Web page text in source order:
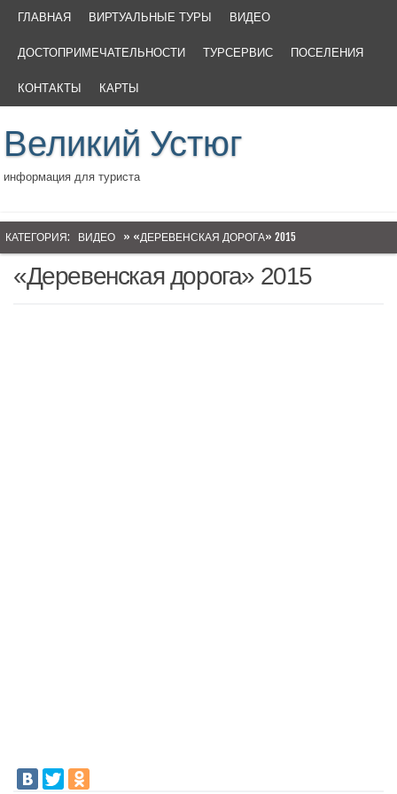
ГЛАВНАЯ ВИРТУАЛЬНЫЕ ТУРЫ ВИДЕО
ДОСТОПРИМЕЧАТЕЛЬНОСТИ ТУРСЕРВИС ПОСЕЛЕНИЯ
КОНТАКТЫ КАРТЫ
Великий Устюг
информация для туриста
КАТЕГОРИЯ: ВИДЕО » «ДЕРЕВЕНСКАЯ ДОРОГА» 2015
«Деревенская дорога» 2015